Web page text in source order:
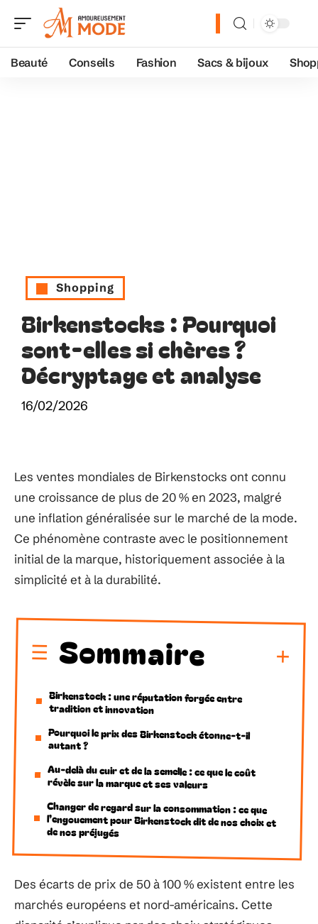
Beauté Conseils Fashion Sacs & bijoux
Shopping
Birkenstocks : Pourquoi
sont-elles si chères ?
Décryptage et analyse
16/02/2026
Les ventes mondiales de Birkenstocks ont connu
une croissance de plus de 20 % en 2023, malgré
une inflation généralisée sur le marché de la mode.
Ce phénomène contraste avec le positionnement
initial de la marque, historiquement associée à la
simplicité et à la durabilité.
Sommaire
Birkenstock : une réputation forgée entre
tradition et innovation
Pourquoi le prix des Birkenstock étonne-t-il
autant ?
Au-delà du cuir et de la semelle : ce que le coût
révèle sur la marque et ses valeurs
Changer de regard sur la consommation : ce que
l’engouement pour Birkenstock dit de nos choix et
de nos préjugés
Des écarts de prix de 50 à 100 % existent entre les
marchés européens et nord-américains. Cette